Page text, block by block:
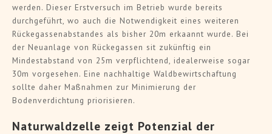
werden. Dieser Erstversuch im Betrieb wurde bereits
durchgeführt, wo auch die Notwendigkeit eines weiteren
Rückegassenabstandes als bisher 20m erkaannt wurde. Bei
der Neuanlage von Rückegassen sit zukünftig ein
Mindestabstand von 25m verpflichtend, idealerweise sogar
30m vorgesehen. Eine nachhaltige Waldbewirtschaftung
sollte daher Maßnahmen zur Minimierung der
Bodenverdichtung priorisieren.
Naturwaldzelle zeigt Potenzial der